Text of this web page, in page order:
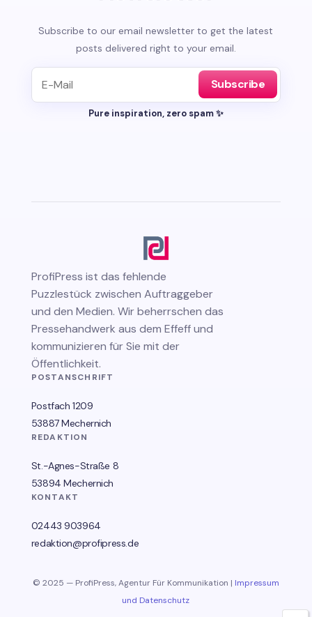
Subscribe to our email newsletter to get the latest
posts delivered right to your email.
Subscribe
Pure inspiration, zero spam ✨
ProfiPress ist das fehlende
Puzzlestück zwischen Auftraggeber
und den Medien. Wir beherrschen das
Pressehandwerk aus dem Effeff und
kommunizieren für Sie mit der
Öffentlichkeit.
POSTANSCHRIFT
Postfach 1209
53887 Mechernich
REDAKTION
St.-Agnes-Straße 8
53894 Mechernich
KONTAKT
02443 903964
redaktion@profipress.de
© 2025 — ProfiPress, Agentur Für Kommunikation | Impressum
und Datenschutz